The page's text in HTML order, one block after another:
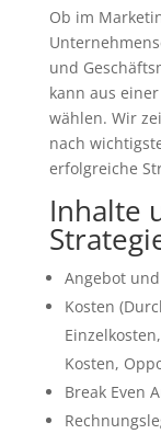
Ob im
und
kann aus
wählen. Wir
nach
erfolgreiche
Inhalte
Angebot
Kosten
Kosten,
Break Even